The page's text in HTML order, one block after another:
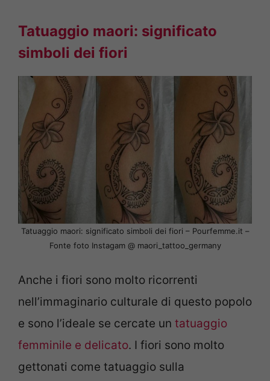
Tatuaggio maori: significato
simboli dei fiori
Tatuaggio maori: significato simboli dei fiori – Pourfemme.it –
Fonte foto Instagam @ maori_tattoo_germany
Anche i fiori sono molto ricorrenti
nell’immaginario culturale di questo popolo
e sono l’ideale se cercate un tatuaggio
femminile e delicato. I fiori sono molto
gettonati come tatuaggio sulla